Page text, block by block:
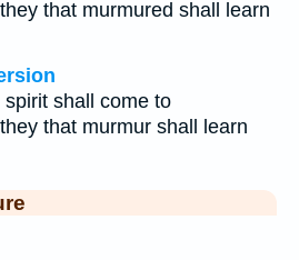
that murmured shall learn
shall come to
that murmur shall learn